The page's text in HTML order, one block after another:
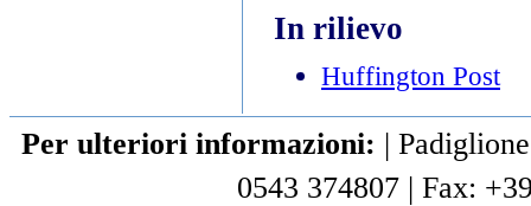
In rilievo
Huffington Post
Per ulteriori informazioni: |
0543 374807 | Fax: